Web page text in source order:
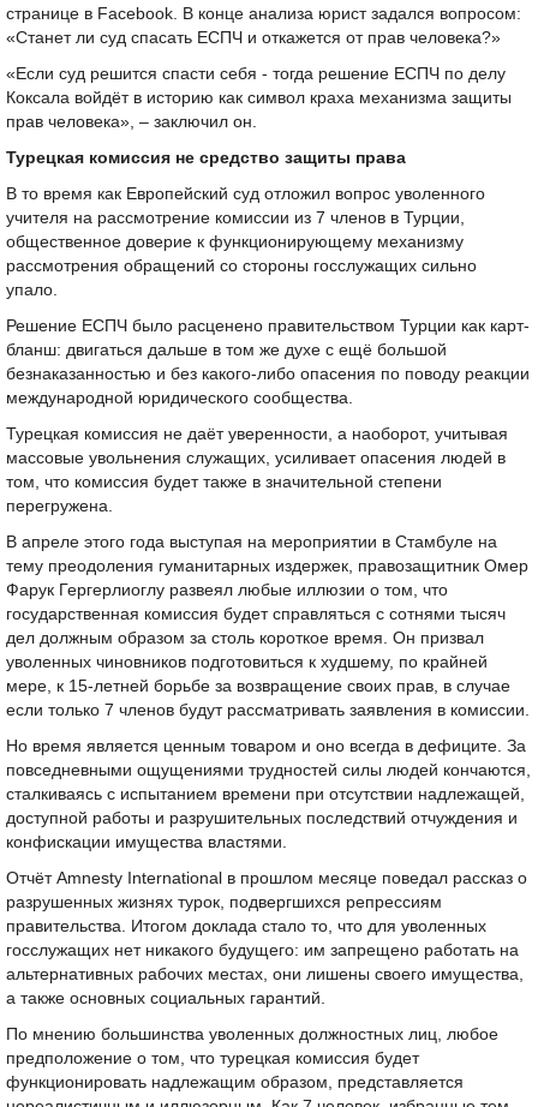
странице в Facebook. В конце анализа юрист задался вопросом:
«Станет ли суд спасать ЕСПЧ и откажется от прав человека?»
«Если суд решится спасти себя - тогда решение ЕСПЧ по делу
Коксала войдёт в историю как символ краха механизма защиты
прав человека», – заключил он.
Турецкая комиссия не средство защиты права
В то время как Европейский суд отложил вопрос уволенного
учителя на рассмотрение комиссии из 7 членов в Турции,
общественное доверие к функционирующему механизму
рассмотрения обращений со стороны госслужащих сильно
упало.
Решение ЕСПЧ было расценено правительством Турции как карт-
бланш: двигаться дальше в том же духе с ещё большой
безнаказанностью и без какого-либо опасения по поводу реакции
международной юридического сообщества.
Турецкая комиссия не даёт уверенности, а наоборот, учитывая
массовые увольнения служащих, усиливает опасения людей в
том, что комиссия будет также в значительной степени
перегружена.
В апреле этого года выступая на мероприятии в Стамбуле на
тему преодоления гуманитарных издержек, правозащитник Омер
Фарук Гергерлиоглу развеял любые иллюзии о том, что
государственная комиссия будет справляться с сотнями тысяч
дел должным образом за столь короткое время. Он призвал
уволенных чиновников подготовиться к худшему, по крайней
мере, к 15-летней борьбе за возвращение своих прав, в случае
если только 7 членов будут рассматривать заявления в комиссии.
Но время является ценным товаром и оно всегда в дефиците. За
повседневными ощущениями трудностей силы людей кончаются,
сталкиваясь с испытанием времени при отсутствии надлежащей,
доступной работы и разрушительных последствий отчуждения и
конфискации имущества властями.
Отчёт Amnesty International в прошлом месяце поведал рассказ о
разрушенных жизнях турок, подвергшихся репрессиям
правительства. Итогом доклада стало то, что для уволенных
госслужащих нет никакого будущего: им запрещено работать на
альтернативных рабочих местах, они лишены своего имущества,
а также основных социальных гарантий.
По мнению большинства уволенных должностных лиц, любое
предположение о том, что турецкая комиссия будет
функционировать надлежащим образом, представляется